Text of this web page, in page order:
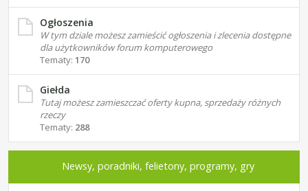
Ogłoszenia
W tym dziale możesz zamieścić ogłoszenia i zlecenia dostępne
dla użytkowników forum komputerowego
Tematy: 170
Giełda
Tutaj możesz zamieszczać oferty kupna, sprzedaży różnych
rzeczy
Tematy: 288
Newsy, poradniki, felietony, programy, gry